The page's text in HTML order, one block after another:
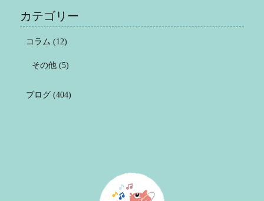
カテゴリー
コラム (12)
その他(5)
ブログ(404)